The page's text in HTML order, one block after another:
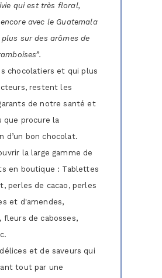
qui est très floral,
avec le Guatemala
sur des arômes de
chocolatiers et qui plus
restent les
de notre santé et
que procure la
d’un bon chocolat.
la large gamme de
en boutique : Tablettes
perles de cacao, perles
et d'amendes,
fleurs de cabosses,
et de saveurs qui
tout par une